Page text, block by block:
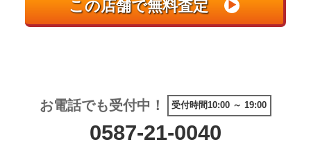
お電話でも受付中！ 受付時間10:00 ～ 19:00
0587-21-0040